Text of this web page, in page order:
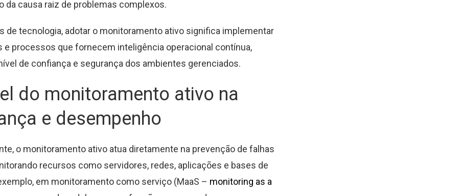
da causa raiz de problemas complexos.
de tecnologia, adotar o monitoramento ativo significa implementar
e processos que fornecem inteligência operacional contínua,
de confiança e segurança dos ambientes gerenciados.
do monitoramento ativo na
e desempenho
o monitoramento ativo atua diretamente na prevenção de falhas
recursos como servidores, redes, aplicações e bases de
em monitoramento como serviço (MaaS – monitoring as a